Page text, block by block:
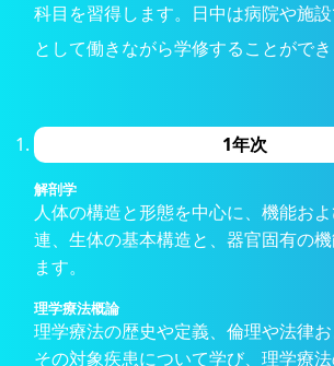
科目を習得します。 日中は病院や施
として働きながら学修することができ
1年次
解剖学
人体の構造と形態を中心に、機能お
連、生体の基本構造と、器官固有の
ます。
理学療法概論
理学療法の歴史や定義、倫理や法律
その対象疾患について学び、理学療